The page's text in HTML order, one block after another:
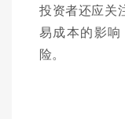
投资者还应关
易成本的影
险。